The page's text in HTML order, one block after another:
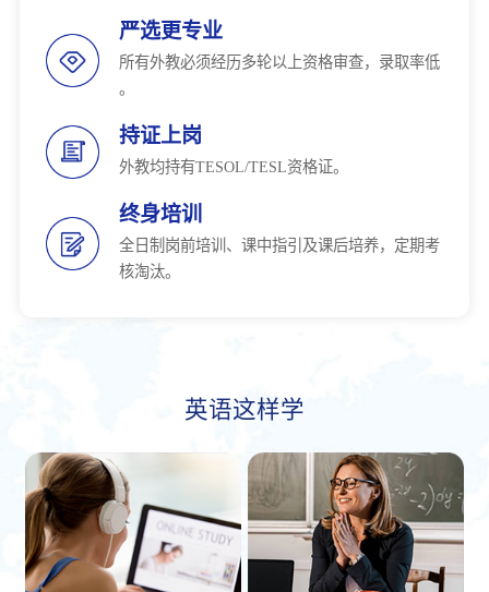
严选更专业
所有外教必须经历多轮以上资格审查，录取率低
。
持证上岗
外教均持有TESOL/TESL资格证。
终身培训
全日制岗前培训、课中指引及课后培养，定期考
核淘汰。
英语这样学